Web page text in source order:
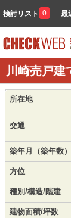
検討リスト 0 最
川崎売戸建
所在地
交通
築年月（築年数）
方位
種別/構造/階建
建物面積/坪数